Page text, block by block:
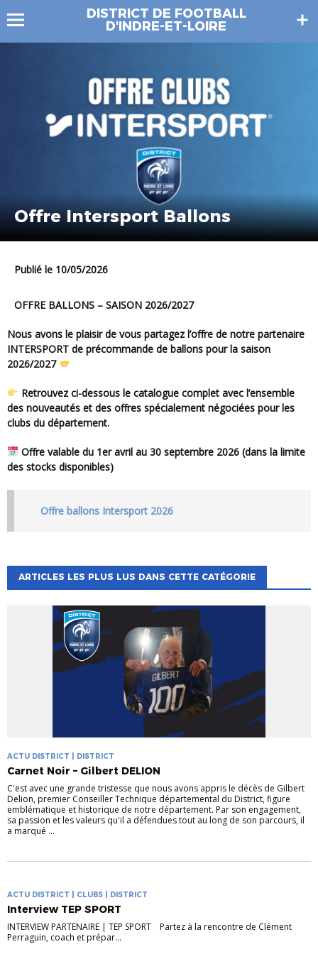
DISTRICT DE FOOTBALL
D'INDRE-ET-LOIRE
Offre Intersport Ballons
Publié le 10/05/2026
OFFRE BALLONS – SAISON 2026/2027
Nous avons le plaisir de vous partagez l’offre de notre partenaire
INTERSPORT de précommande de ballons pour la saison
2026/2027
Retrouvez ci-dessous le catalogue complet avec l’ensemble
des nouveautés et des offres spécialement négociées pour les
clubs du département.
Offre valable du 1er avril au 30 septembre 2026 (dans la limite
des stocks disponibles)
Offre ballons Intersport 2026
ARTICLES LES PLUS LUS DANS CETTE CATÉGORIE
ACTU DISTRICT | DISTRICT
Carnet Noir – Gilbert DELION
C'est avec une grande tristesse que nous avons appris le décès de Gilbert
Delion, premier Conseiller Technique départemental du District, figure
emblématique et historique de notre département. Par son engagement,
sa passion et les valeurs qu'il a défendues tout au long de son parcours, il
a marqué ...
ACTU DISTRICT | CLUBS | DISTRICT
Interview TEP SPORT
INTERVIEW PARTENAIRE | TEP SPORT Partez à la rencontre de Clément
Perraguin, coach et prépar...